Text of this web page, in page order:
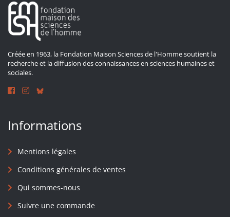
Créée en 1963, la Fondation Maison Sciences de l'Homme soutient la
recherche et la diffusion des connaissances en sciences humaines et
sociales.
Informations
Mentions légales
Conditions générales de ventes
Qui sommes-nous
Suivre une commande